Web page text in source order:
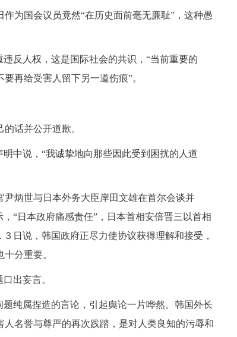
国会议员竟然“在历史面前毫无廉耻”，这种愚
反人权，这是国际社会的共识，“当前重要的
再给受害人留下另一道伤痕”。
话并公开道歉。
中说，“我诚挚地向那些因此受到困扰的人道
炳世与日本外务大臣岸田文雄在首尔会谈并
“日本政府痛感责任”，日本首相安倍晋三以首相
日说，韩国政府正尽力使协议获得理解和接受，
分重要。
出妄言。
纯属捏造的言论，引起舆论一片哗然。韩国外长
名誉与尊严的再次践踏，是对人类良知的污辱和